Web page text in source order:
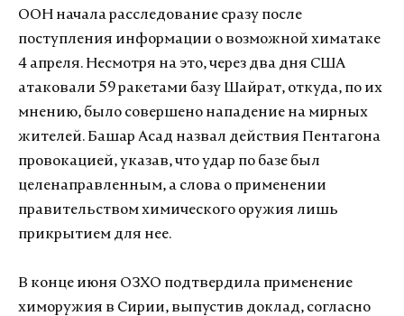
ООН начала расследование сразу после
поступления информации о возможной химатаке
4 апреля. Несмотря на это, через два дня США
атаковали 59 ракетами базу Шайрат, откуда, по их
мнению, было совершено нападение на мирных
жителей. Башар Асад назвал действия Пентагона
провокацией, указав, что удар по базе был
целенаправленным, а слова о применении
правительством химического оружия лишь
прикрытием для нее.
В конце июня ОЗХО подтвердила применение
химоружия в Сирии, выпустив доклад, согласно